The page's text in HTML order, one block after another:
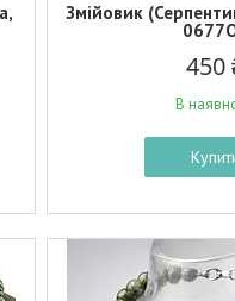
Змійовик
450
В